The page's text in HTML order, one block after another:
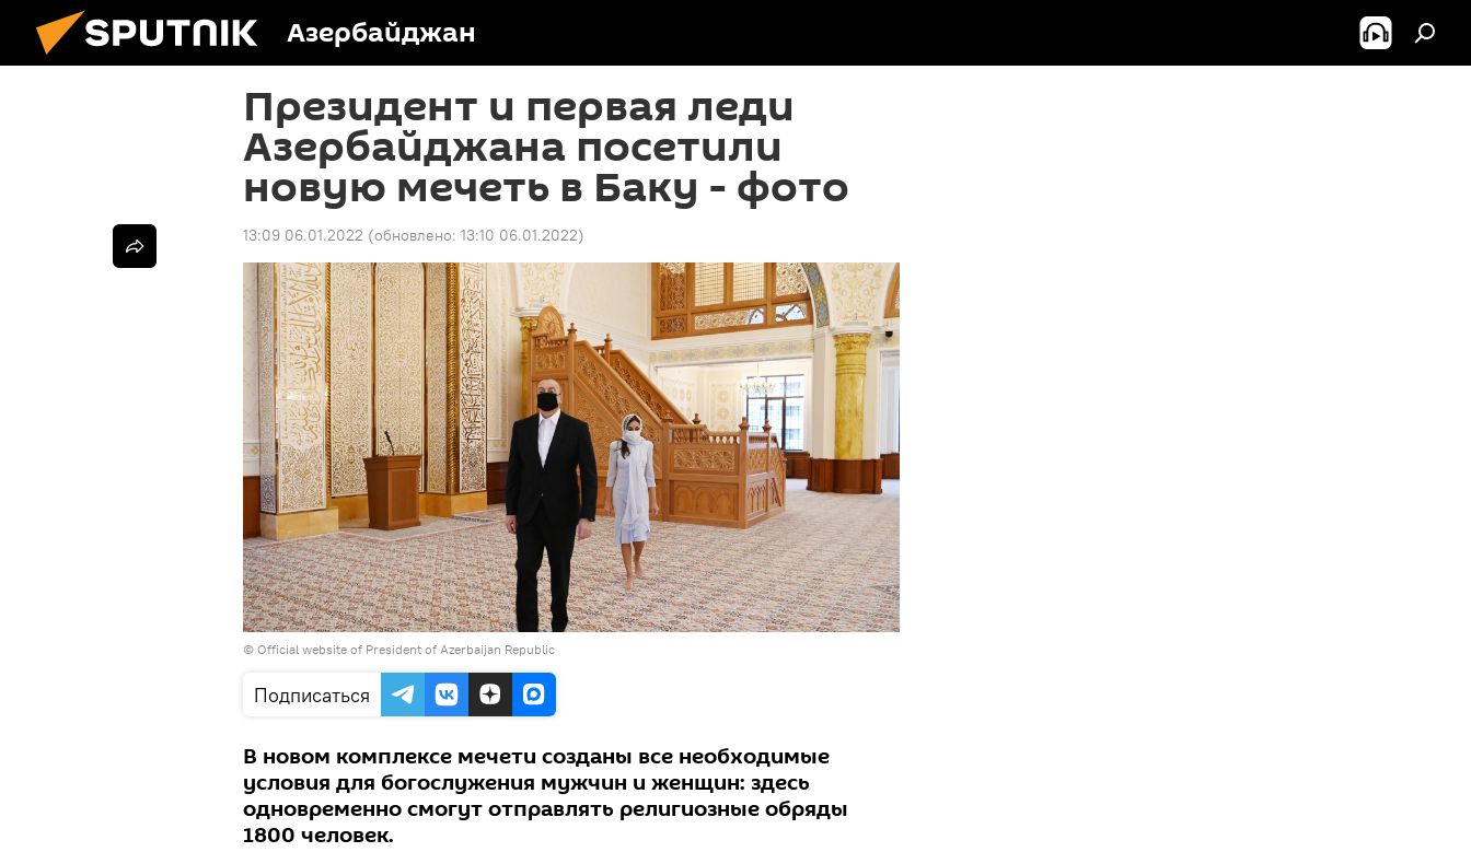
Азербайджан
Президент и первая леди
Азербайджана посетили
новую мечеть в Баку - фото
13:09 06.01.2022 (обновлено: 13:10 06.01.2022)
© Official website of President of Azerbaijan Republic
Подписаться
В новом комплексе мечети созданы все необходимые
условия для богослужения мужчин и женщин: здесь
одновременно смогут отправлять религиозные обряды
1800 человек.